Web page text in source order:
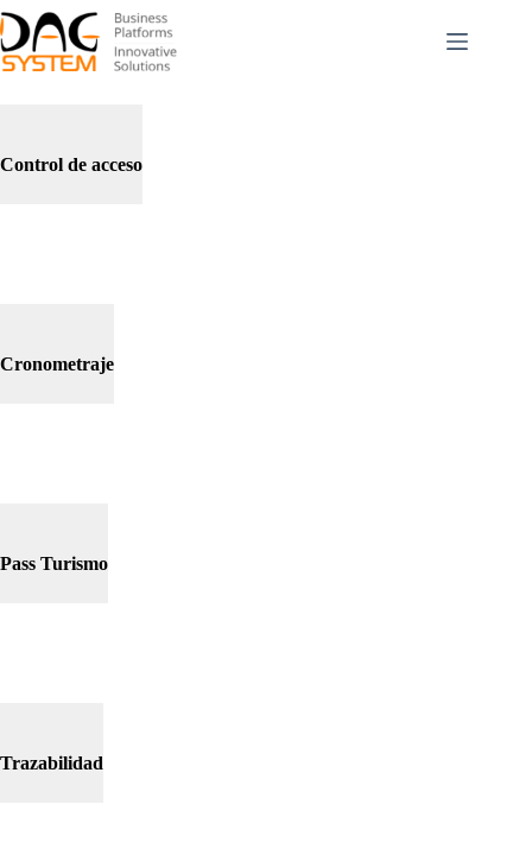
Passer
au
contenu
Control de acceso
Cronometraje
Pass Turismo
Trazabilidad